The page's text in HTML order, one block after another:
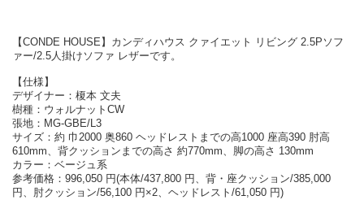
【CONDE HOUSE】カンディハウス クァイエット リビング 2.5Pソフ
ァー/2.5人掛けソファ レザーです。
【仕様】
デザイナー：榎本 文夫
樹種：ウォルナットCW
張地：MG-GBE/L3
サイズ：約 巾2000 奥860 ヘッドレストまでの高1000 座高390 肘高
610mm、背クッションまでの高さ 約770mm、脚の高さ 130mm
カラー：ベージュ系
参考価格：996,050 円(本体/437,800 円、背・座クッション/385,000
円、肘クッション/56,100 円×2、ヘッドレスト/61,050 円)